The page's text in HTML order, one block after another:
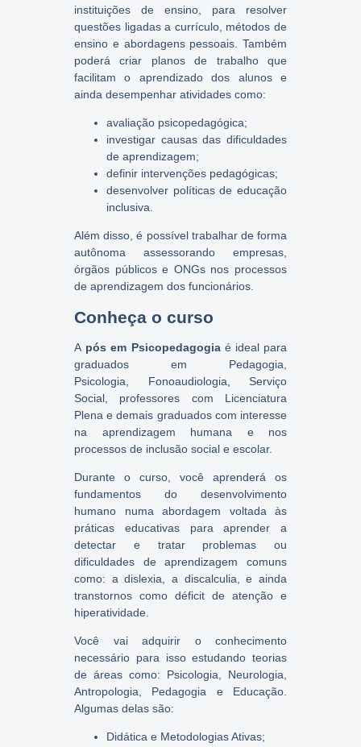
instituições de ensino, para resolver
questões ligadas a currículo, métodos de
ensino e abordagens pessoais. Também
poderá criar planos de trabalho que
facilitam o aprendizado dos alunos e
ainda desempenhar atividades como:
avaliação psicopedagógica;
investigar causas das dificuldades
de aprendizagem;
definir intervenções pedagógicas;
desenvolver políticas de educação
inclusiva.
Além disso, é possível trabalhar de forma
autônoma assessorando empresas,
órgãos públicos e ONGs nos processos
de aprendizagem dos funcionários.
Conheça o curso
A pós em Psicopedagogiaé ideal para
graduados em Pedagogia,
Psicologia, Fonoaudiologia, Serviço
Social, professores com Licenciatura
Plena e demais graduados com interesse
na aprendizagem humana e nos
processos de inclusão social e escolar.
Durante o curso, você aprenderá os
fundamentos do desenvolvimento
humano numa abordagem voltada às
práticas educativas para aprender a
detectar e tratar problemas ou
dificuldades de aprendizagem comuns
como: a dislexia, a discalculia, e ainda
transtornos como déficit de atenção e
hiperatividade.
Você vai adquirir o conhecimento
necessário para isso estudando teorias
de áreas como: Psicologia, Neurologia,
Antropologia, Pedagogia e Educação.
Algumas delas são:
Didática e Metodologias Ativas;